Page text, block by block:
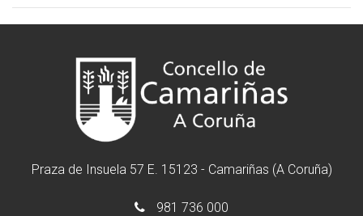
Praza de Insuela 57 E. 15123 - Camariñas (A Coruña)
981 736 000